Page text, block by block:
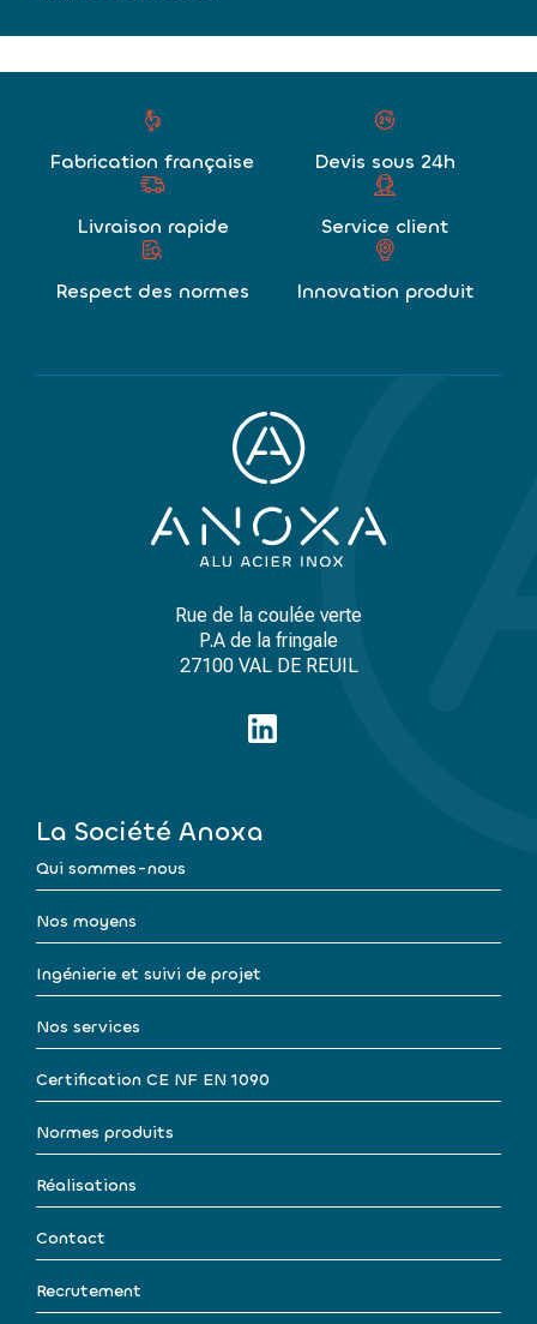
Fabrication française Devis sous 24h
Livraison rapide Service client
Respect des normes Innovation produit
Rue de la coulée verte
P.A de la fringale
27100 VAL DE REUIL
La Société Anoxa
Qui sommes-nous
Nos moyens
Ingénierie et suivi de projet
Nos services
Certification CE NF EN 1090
Normes produits
Réalisations
Contact
Recrutement